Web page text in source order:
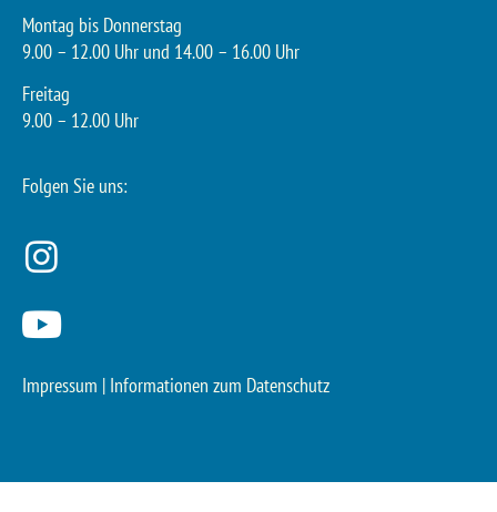
Montag bis Donnerstag
9.00 – 12.00 Uhr und 14.00 – 16.00 Uhr
Freitag
9.00 – 12.00 Uhr
Folgen Sie uns:
Impressum | Informationen zum Datenschutz